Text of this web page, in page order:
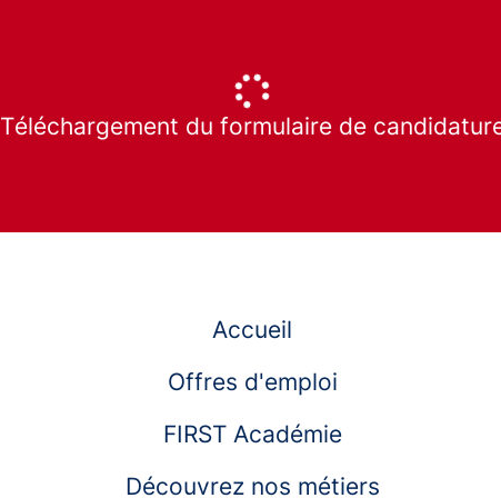
Téléchargement du formulaire de
Accueil
Offres d'emploi
FIRST Académie
Découvrez nos métiers